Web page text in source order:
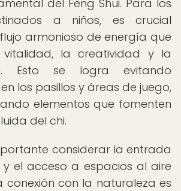
del Feng Shui. Para los
a niños, es crucial
armonioso de energía que
la creatividad y la
Esto se logra evitando
los pasillos y áreas de juego,
elementos que fomenten
del chi.
considerar la entrada
el acceso a espacios al aire
conexión con la naturaleza es